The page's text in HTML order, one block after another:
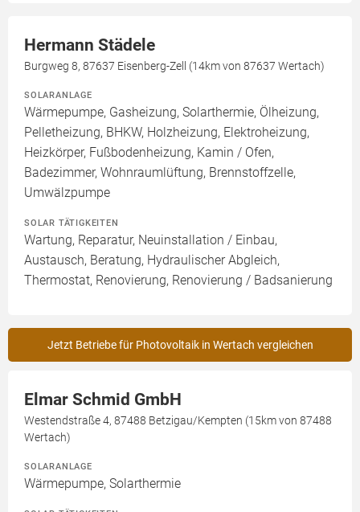
Hermann Städele
Burgweg 8, 87637 Eisenberg-Zell (14km von 87637 Wertach)
SOLARANLAGE
Wärmepumpe, Gasheizung, Solarthermie, Ölheizung,
Pelletheizung, BHKW, Holzheizung, Elektroheizung,
Heizkörper, Fußbodenheizung, Kamin / Ofen,
Badezimmer, Wohnraumlüftung, Brennstoffzelle,
Umwälzpumpe
SOLAR TÄTIGKEITEN
Wartung, Reparatur, Neuinstallation / Einbau,
Austausch, Beratung, Hydraulischer Abgleich,
Thermostat, Renovierung, Renovierung / Badsanierung
Jetzt Betriebe für Photovoltaik in Wertach vergleichen
Elmar Schmid GmbH
Westendstraße 4, 87488 Betzigau/Kempten (15km von 87488
Wertach)
SOLARANLAGE
Wärmepumpe, Solarthermie